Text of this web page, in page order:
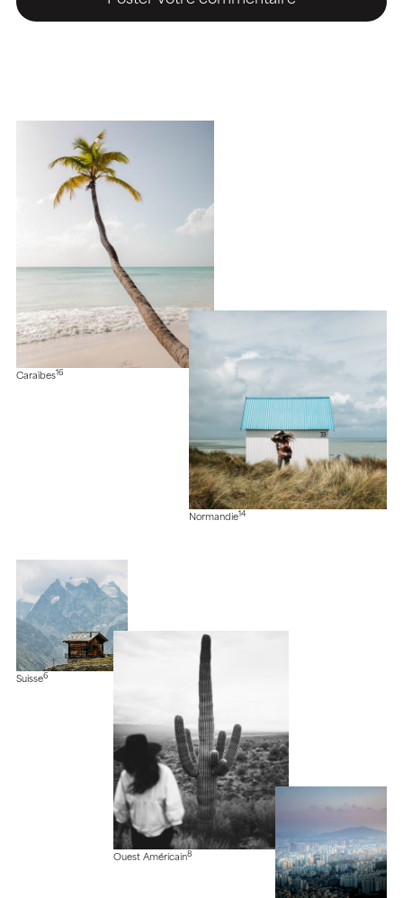
Caraïbes 16
Normandie14
Suisse6
Ouest Américain8